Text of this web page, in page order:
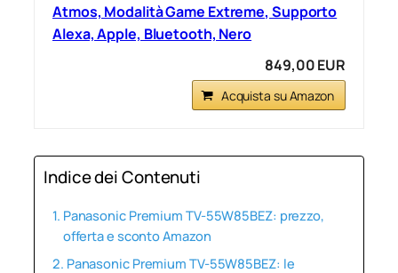
Atmos, Modalità Game Extreme, Supporto
Alexa, Apple, Bluetooth, Nero
849,00 EUR
Acquista su Amazon
Indice dei Contenuti
Panasonic Premium TV-55W85BEZ: prezzo,
offerta e sconto Amazon
Panasonic Premium TV-55W85BEZ: le